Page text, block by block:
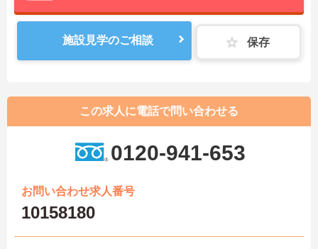
施設見学のご相談 保存
この求人に電話で問い合わせる
0120-941-653
お問い合わせ求人番号
10158180